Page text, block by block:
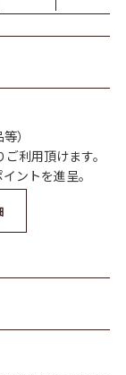
）
利用頂けます。
ントを進呈。